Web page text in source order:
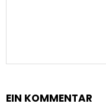
EIN KOMMENTAR